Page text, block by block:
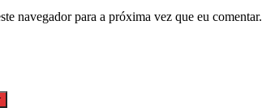
navegador para a próxima vez que eu comentar.